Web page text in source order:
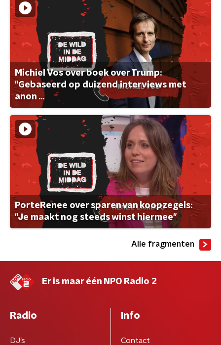
Michiel Vos over boek over Trump:
"Gebaseerd op duizend interviews met
anon ...
PorteRenee over sparen van koopzegels:
"Je maakt nog steeds winst hiermee"
Alle fragmenten
Er is maar één NPO Radio 2
Radio
DJ’s
Info
Contact